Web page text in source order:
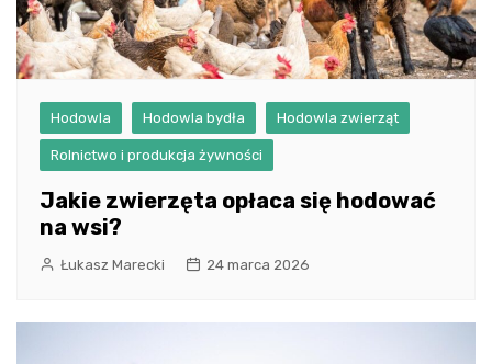
Hodowla Hodowla bydła Hodowla zwierząt
Rolnictwo i produkcja żywności
Jakie zwierzęta opłaca się hodować
na wsi?
Łukasz Marecki 24 marca 2026